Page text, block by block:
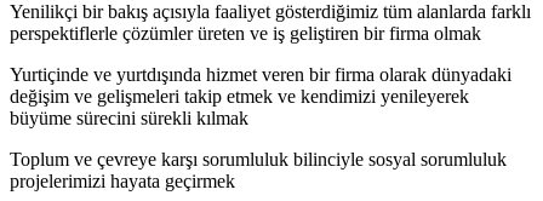
Yenilikçi bir bakış açısıyla faaliyet gösterdiğimiz tüm alanlarda farklı
perspektiflerle çözümler üreten ve iş geliştiren bir firma olmak
Yurtiçinde ve yurtdışında hizmet veren bir firma olarak dünyadaki
değişim ve gelişmeleri takip etmek ve kendimizi yenileyerek
büyüme sürecini sürekli kılmak
Toplum ve çevreye karşı sorumluluk bilinciyle sosyal sorumluluk
projelerimizi hayata geçirmek